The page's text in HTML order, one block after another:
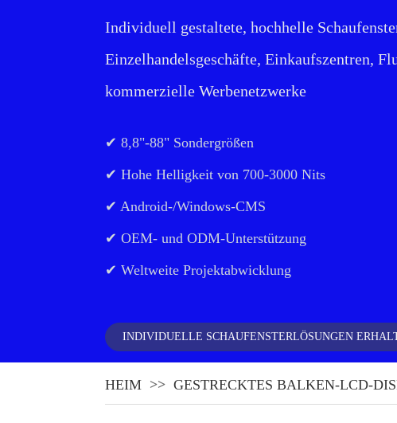
Individuell gestaltete, hochhelle
Einzelhandelsgeschäfte, Einkaufszentren,
kommerzielle Werbenetzwerke
✔ 8,8"-88" Sondergrößen
✔ Hohe Helligkeit von 700-3000 Nits
✔ Android-/Windows-CMS
✔ OEM- und ODM-Unterstützung
✔ Weltweite Projektabwicklung
INDIVIDUELLE SCHAUFENSTERLÖSUNGEN
HEIM GESTRECKTES BALKEN-LCD-